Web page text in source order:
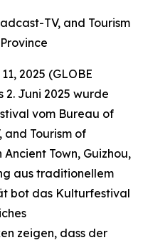
TV, and Tourism
2025 (GLOBE
2. Juni 2025 wurde
vom Bureau of
and Tourism of
Town, Guizhou,
aus traditionellem
bot das Kulturfestival
zeigen, dass der